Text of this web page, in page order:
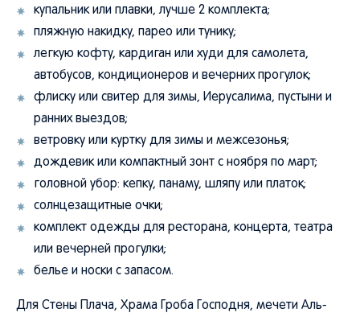
купальник или плавки, лучше 2 комплекта;
пляжную накидку, парео или тунику;
легкую кофту, кардиган или худи для самолета,
автобусов, кондиционеров и вечерних прогулок;
флиску или свитер для зимы, Иерусалима, пустыни и
ранних выездов;
ветровку или куртку для зимы и межсезонья;
дождевик или компактный зонт с ноября по март;
головной убор: кепку, панаму, шляпу или платок;
солнцезащитные очки;
комплект одежды для ресторана, концерта, театра
или вечерней прогулки;
белье и носки с запасом.
Для Стены Плача, Храма Гроба Господня, мечети Аль-